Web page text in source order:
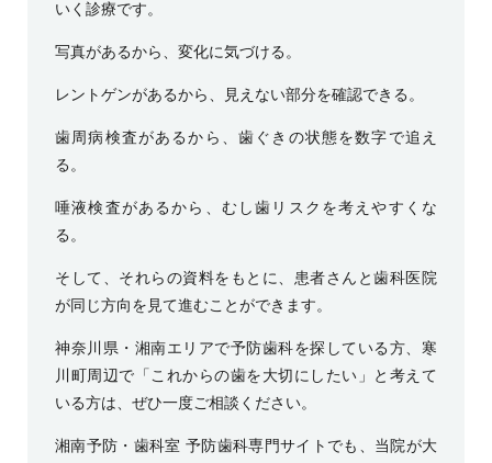
いく診療です。
写真があるから、変化に気づける。
レントゲンがあるから、見えない部分を確認できる。
歯周病検査があるから、歯ぐきの状態を数字で追え
る。
唾液検査があるから、むし歯リスクを考えやすくな
る。
そして、それらの資料をもとに、患者さんと歯科医院
が同じ方向を見て進むことができます。
神奈川県・湘南エリアで予防歯科を探している方、寒
川町周辺で「これからの歯を大切にしたい」と考えて
いる方は、ぜひ一度ご相談ください。
湘南予防・歯科室 予防歯科専門サイト でも、当院が大